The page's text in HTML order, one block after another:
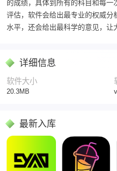
的成绩，具体到所有的科目和每
评估，软件会给出最专业的权威
水平，还会给出最科学的意见，让
详细信息
软件大小
20.3MB
最新入库